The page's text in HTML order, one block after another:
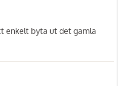
enkelt byta ut det gamla